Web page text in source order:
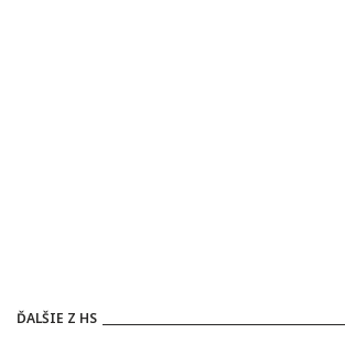
ĎALŠIE Z HS